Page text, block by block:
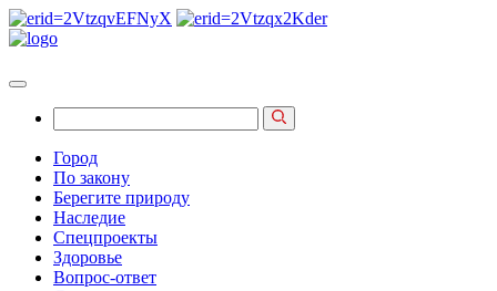
Город
По закону
Берегите природу
Наследие
Спецпроекты
Здоровье
Вопрос-ответ